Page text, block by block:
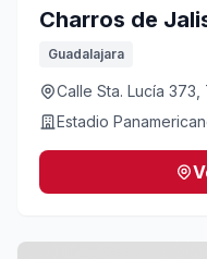
Charros de
Guadalajara
Calle Sta. Lucía
Estadio